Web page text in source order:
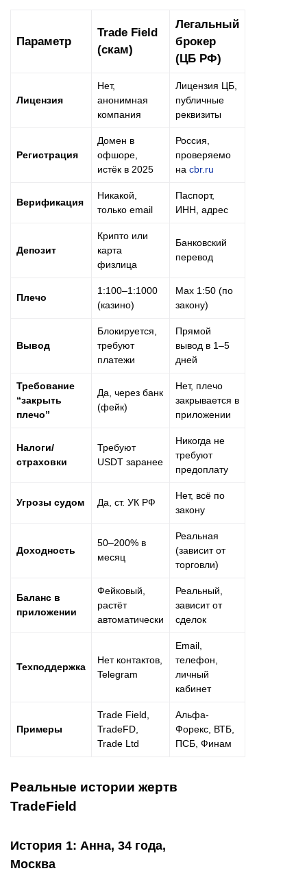
Параметр
Trade Field
(скам)
Легальный
брокер
(ЦБ РФ)
Лицензия
Нет,
анонимная
компания
Лицензия ЦБ,
публичные
реквизиты
Регистрация
Домен в
офшоре,
истёк в 2025
Россия,
проверяемо
на cbr.ru
Верификация
Никакой,
только email
Паспорт,
ИНН, адрес
Депозит
Крипто или
карта
физлица
Банковский
перевод
Плечо
1:100–1:1000
(казино)
Max 1:50 (по
закону)
Вывод
Блокируется,
требуют
платежи
Прямой
вывод в 1–5
дней
Требование
“закрыть
плечо”
Да, через банк
(фейк)
Нет, плечо
закрывается в
приложении
Налоги/
страховки
Требуют
USDT заранее
Никогда не
требуют
предоплату
Угрозы судом Да, ст. УК РФ
Нет, всё по
закону
Доходность
50–200% в
месяц
Реальная
(зависит от
торговли)
Баланс в
приложении
Фейковый,
растёт
автоматически
Реальный,
зависит от
сделок
Техподдержка
Нет контактов,
Telegram
Email,
телефон,
личный
кабинет
Примеры
Trade Field,
TradeFD,
Trade Ltd
Альфа-
Форекс, ВТБ,
ПСБ, Финам
Реальные истории жертв
TradeField
История 1: Анна, 34 года,
Москва